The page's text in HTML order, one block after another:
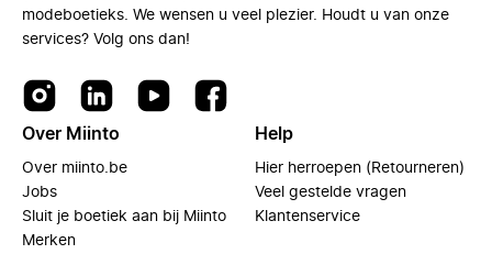
modeboetieks. We wensen u veel plezier. Houdt u van onze
services? Volg ons dan!
Over Miinto
Over miinto.be
Jobs
Sluit je boetiek aan bij Miinto
Merken
Help
Hier herroepen (Retourneren)
Veel gestelde vragen
Klantenservice